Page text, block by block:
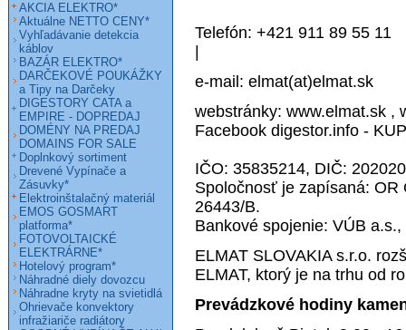
Telefón: +421 911 89 55
e-mail: elmat(at)elmat.sk
webstránky: www.elmat.sk ,
Facebook digestor.info -
IČO: 35835214, DIČ:
Spoločnosť je zapísaná: OR
26443/B.
Bankové spojenie: VÚB
ELMAT SLOVAKIA s.r.o.
ELMAT, ktorý je na trhu od
Prevádzkové hodiny
AKCIA ELEKTRO*
Aktuálne NETTO CENY*
Vyhľadávanie detekcia
káblov
BAZÁR ELEKTRO*
DARČEKOVÉ POUKÁŽKY
a Tipy na Darčeky
DIGESTORY CATA a
EMPIRE - DOPREDAJ
DOMÉNY NA PREDAJ
DOMAINS FOR SALE
Doplnkový sortiment
Drevené Vypínače a
Zásuvky*
Elektroinštalačný materiál
EMOS GOSMART
platforma*
FOTOVOLTAICKÉ
ELEKTRÁRNE*
Hotelový program*
Náhradné diely dovozcu
Náhradne kryty na svietidlá
Ohrievače konvektory
infražiariče radiátory